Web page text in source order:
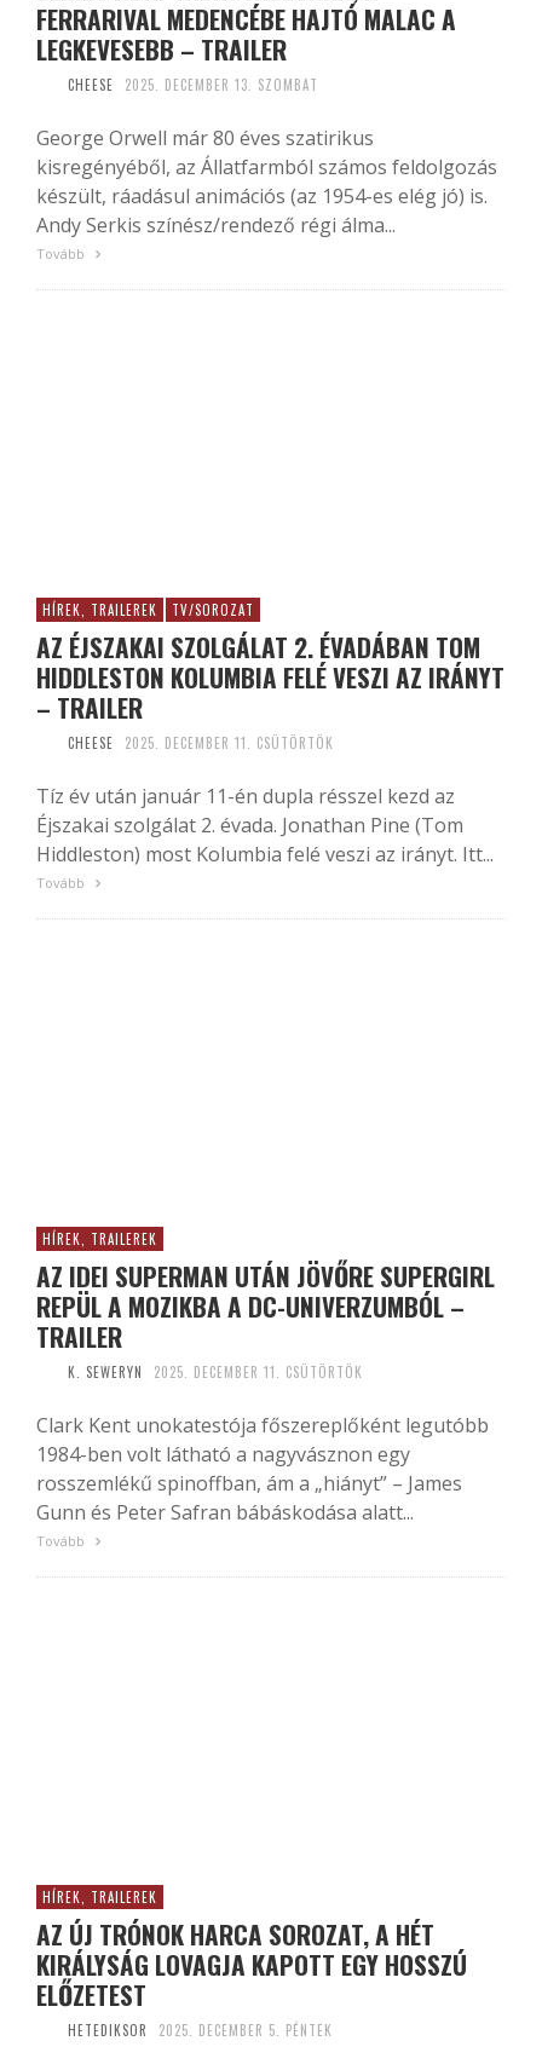
FERRARIVAL MEDENCÉBE HAJTÓ MALAC A
LEGKEVESEBB – TRAILER
CHEESE 2025. DECEMBER 13. SZOMBAT
George Orwell már 80 éves szatirikus
kisregényéből, az Állatfarmból számos feldolgozás
készült, ráadásul animációs (az 1954-es elég jó) is.
Andy Serkis színész/rendező régi álma...
Tovább
HÍREK, TRAILEREK TV/SOROZAT
AZ ÉJSZAKAI SZOLGÁLAT 2. ÉVADÁBAN TOM
HIDDLESTON KOLUMBIA FELÉ VESZI AZ IRÁNYT
– TRAILER
CHEESE 2025. DECEMBER 11. CSÜTÖRTÖK
Tíz év után január 11-én dupla résszel kezd az
Éjszakai szolgálat 2. évada. Jonathan Pine (Tom
Hiddleston) most Kolumbia felé veszi az irányt. Itt...
Tovább
HÍREK, TRAILEREK
AZ IDEI SUPERMAN UTÁN JÖVŐRE SUPERGIRL
REPÜL A MOZIKBA A DC-UNIVERZUMBÓL –
TRAILER
K. SEWERYN 2025. DECEMBER 11. CSÜTÖRTÖK
Clark Kent unokatestója főszereplőként legutóbb
1984-ben volt látható a nagyvásznon egy
rosszemlékű spinoffban, ám a „hiányt” – James
Gunn és Peter Safran bábáskodása alatt...
Tovább
HÍREK, TRAILEREK
AZ ÚJ TRÓNOK HARCA SOROZAT, A HÉT
KIRÁLYSÁG LOVAGJA KAPOTT EGY HOSSZÚ
ELŐZETEST
HETEDIKSOR 2025. DECEMBER 5. PÉNTEK